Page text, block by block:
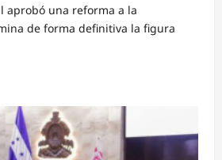
aprobó una reforma a la
de forma definitiva la figura